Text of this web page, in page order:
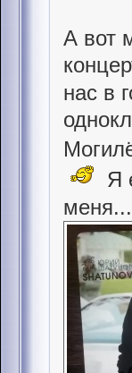
А вот
нас в
Я
меня...